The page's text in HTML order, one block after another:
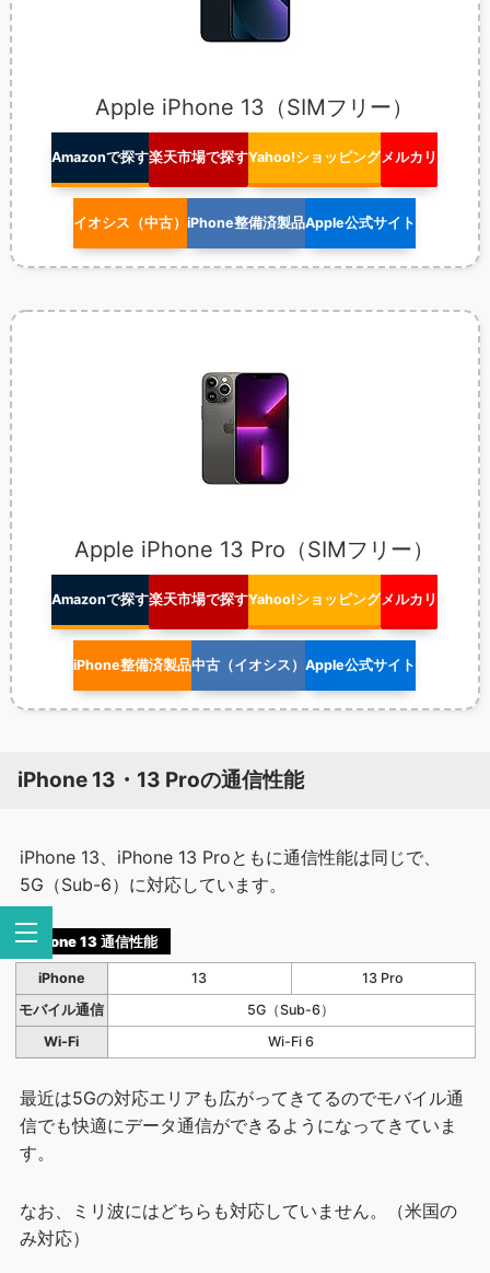
Apple iPhone 13（SIMフリー）
iPhone整備済製品
Amazonで探す楽天市場で探すYahoo!ショッピング メルカリ
イオシス（中古） Apple公式サイト
Apple iPhone 13 Pro（SIMフリー）
中古（イオシス）
Amazonで探す楽天市場で探すYahoo!ショッピング メルカリ
iPhone整備済製品 Apple公式サイト
iPhone 13・13 Proの通信性能
iPhone 13、iPhone 13 Proともに通信性能は同じで、
5G（Sub-6）に対応しています。
iPhone 13 通信性能
iPhone 13
13 Pro
モバイル通信
5G（Sub-6）
Wi-Fi
Wi-Fi 6
最近は5Gの対応エリアも広がってきてるのでモバイル通
信でも快適にデータ通信ができるようになってきていま
す。
なお、ミリ波にはどちらも対応していません。（米国の
み対応）